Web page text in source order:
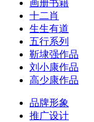
画册书籍
十二肖
生生有道
五行系列
靳埭强作品
刘小康作品
高少康作品
品牌形象
推广设计